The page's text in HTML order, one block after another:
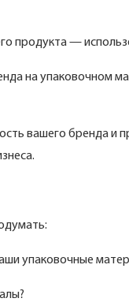
продукта —
на упаковочном
вашего бренда
упаковочные